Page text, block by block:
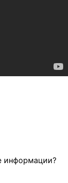
информации?